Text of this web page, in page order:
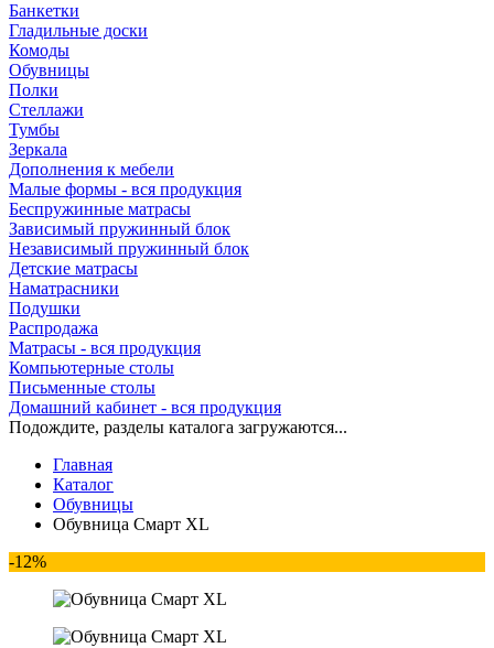
Банкетки
Гладильные доски
Комоды
Обувницы
Полки
Стеллажи
Тумбы
Зеркала
Дополнения к мебели
Малые формы - вся продукция
Беспружинные матрасы
Зависимый пружинный блок
Независимый пружинный блок
Детские матрасы
Наматрасники
Подушки
Распродажа
Матрасы - вся продукция
Компьютерные столы
Письменные столы
Домашний кабинет - вся продукция
Подождите, разделы каталога загружаются...
Главная
Каталог
Обувницы
Обувница Смарт XL
-12%